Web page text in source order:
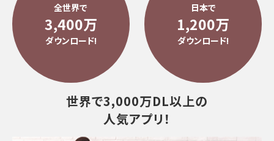
全世界で
3,400万
ダウンロード!
日本で
1,200万
ダウンロード!
世界で3,000万DL以上の
人気アプリ！